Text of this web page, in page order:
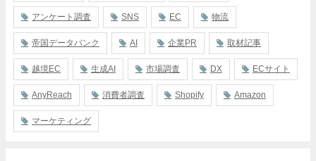
アンケート調査 SNS EC 物流
帝国データバンク AI 企業PR 取材記事
越境EC 生成AI 市場調査 DX ECサイト
AnyReach 消費者調査 Shopify Amazon
マーケティング